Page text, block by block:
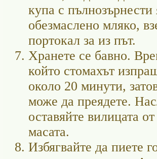
купа с
обезмаслено мляко,
портокал за из път.
Хранете се бавно.
който стомахът
около 20 минути,
може да преядете.
оставяйте вилицата
масата.
Избягвайте да пиете